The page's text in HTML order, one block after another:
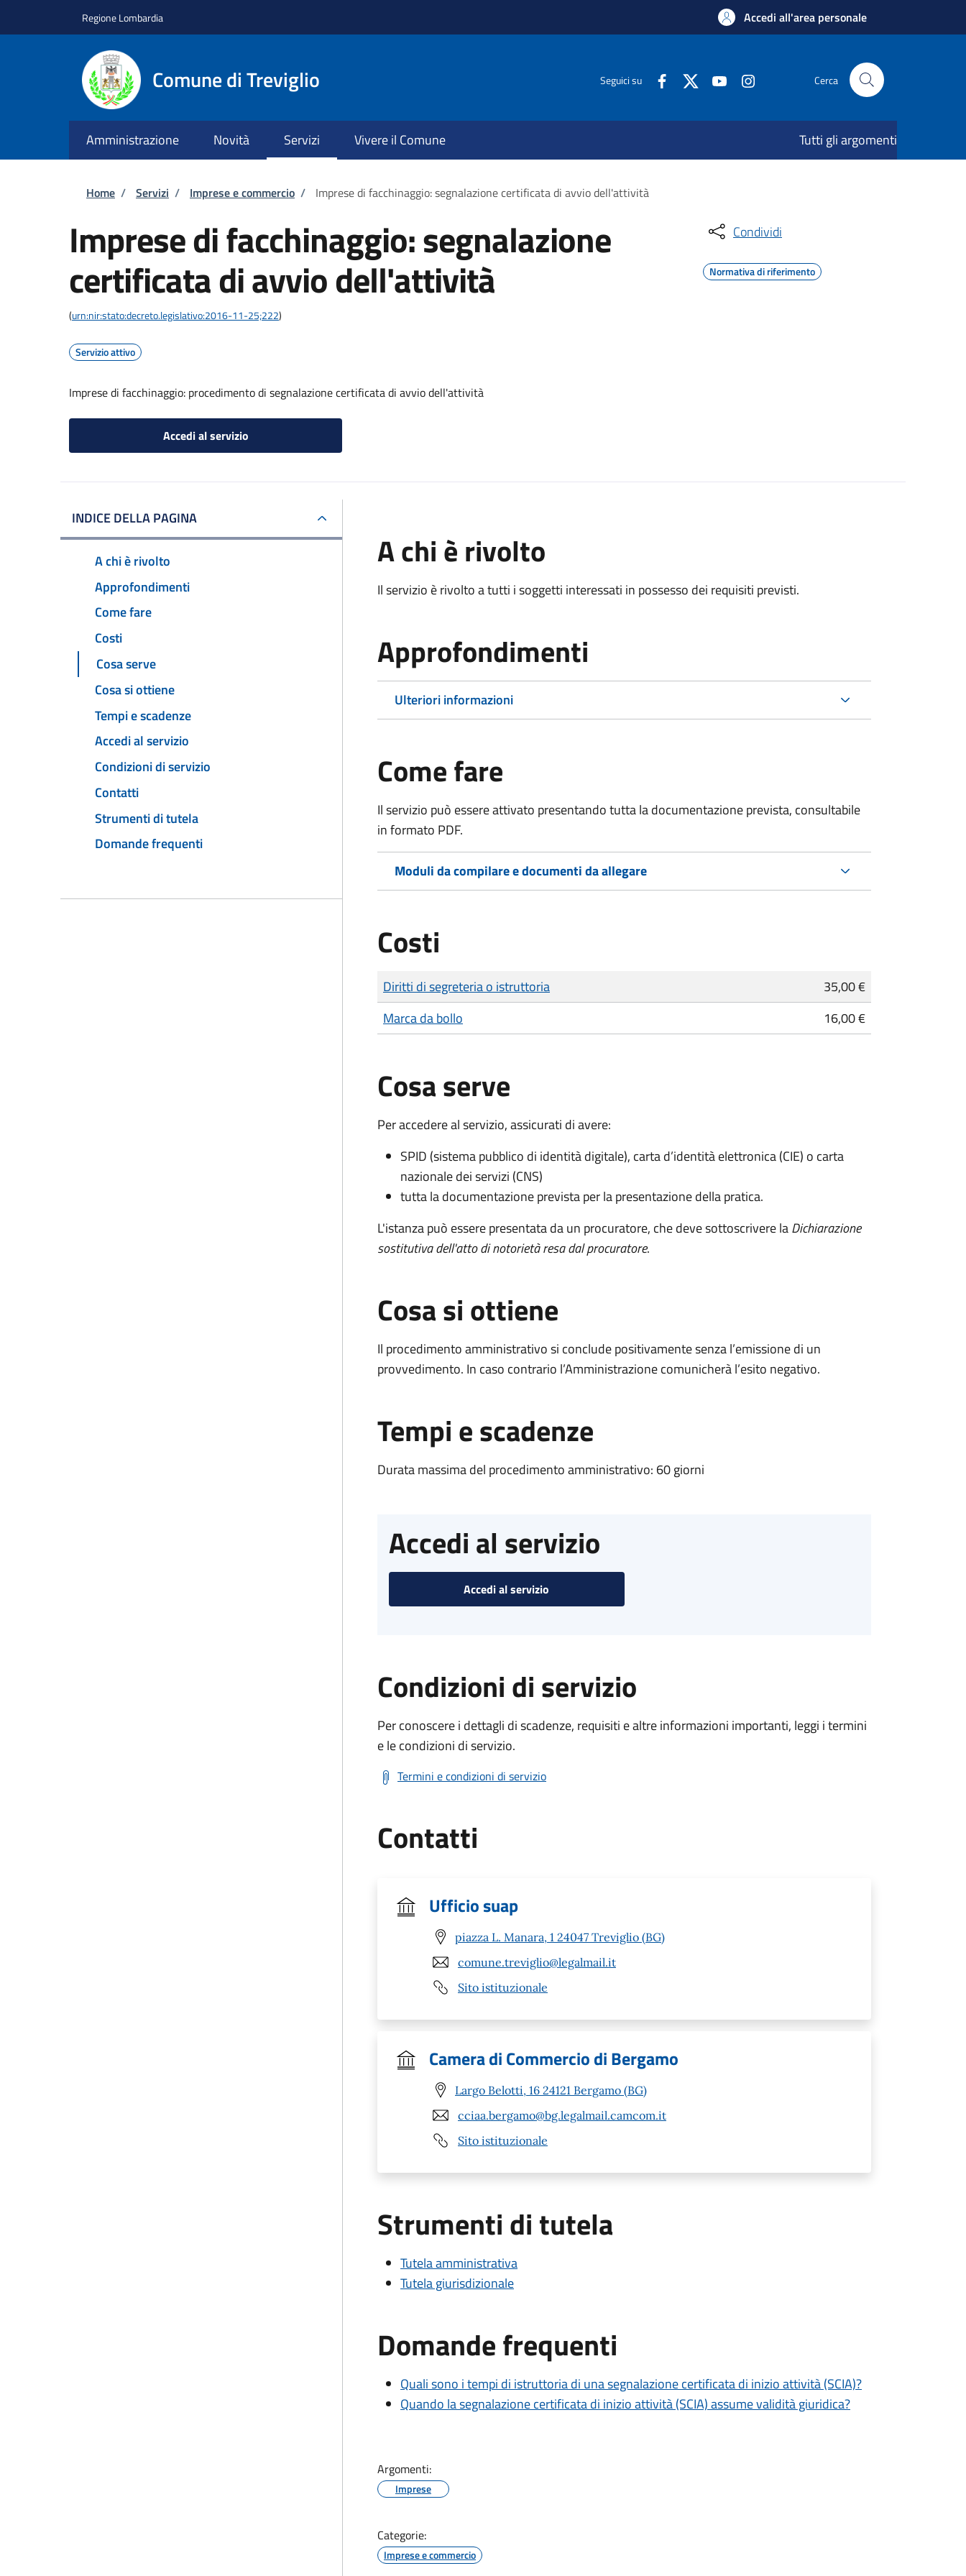
Regione Lombardia Accedi all'area personale
Comune di Treviglio Seguici su Cerca
Amministrazione Novità Servizi Vivere il Comune Tutti gli argomenti
Briciole di pane
Home / Servizi / Imprese e commercio / Imprese di facchinaggio: segnalazione certificata di avvio dell'attività
Imprese di facchinaggio: segnalazione
certificata di avvio dell'attività
(urn:nir:stato:decreto.legislativo:2016-11-25;222)
Servizio attivo
Imprese di facchinaggio: procedimento di segnalazione certificata di avvio dell'attività
Accedi al servizio
Condividi
Normativa di riferimento
INDICE DELLA PAGINA
A chi è rivolto
Approfondimenti
Come fare
Costi
Cosa serve
Cosa si ottiene
Tempi e scadenze
Accedi al servizio
Condizioni di servizio
Contatti
Strumenti di tutela
Domande frequenti
A chi è rivolto
Il servizio è rivolto a tutti i soggetti interessati in possesso dei requisiti previsti.
Approfondimenti
Ulteriori informazioni
Come fare
Il servizio può essere attivato presentando tutta la documentazione prevista, consultabile
in formato PDF.
Moduli da compilare e documenti da allegare
Costi
Tipo di pagamento
Importo
Diritti di segreteria o istruttoria
35,00 €
Marca da bollo
16,00 €
Cosa serve
Per accedere al servizio, assicurati di avere:
SPID (sistema pubblico di identità digitale), carta d’identità elettronica (CIE) o carta
nazionale dei servizi (CNS)
tutta la documentazione prevista per la presentazione della pratica.
L'istanza può essere presentata da un procuratore, che deve sottoscrivere laDichiarazione
sostitutiva dell'atto di notorietà resa dal procuratore.
Cosa si ottiene
Il procedimento amministrativo si conclude positivamente senza l’emissione di un
provvedimento. In caso contrario l’Amministrazione comunicherà l’esito negativo.
Tempi e scadenze
Durata massima del procedimento amministrativo: 60 giorni
Accedi al servizio
Accedi al servizio
Condizioni di servizio
Per conoscere i dettagli di scadenze, requisiti e altre informazioni importanti, leggi i termini
e le condizioni di servizio.
Termini e condizioni di servizio
Contatti
Ufficio suap
piazza L. Manara, 1 24047 Treviglio (BG)
comune.treviglio@legalmail.it
Sito istituzionale
Camera di Commercio di Bergamo
Largo Belotti, 16 24121 Bergamo (BG)
cciaa.bergamo@bg.legalmail.camcom.it
Sito istituzionale
Strumenti di tutela
Tutela amministrativa
Tutela giurisdizionale
Domande frequenti
Quali sono i tempi di istruttoria di una segnalazione certificata di inizio attività (SCIA)?
Quando la segnalazione certificata di inizio attività (SCIA) assume validità giuridica?
Argomenti:
Imprese
Categorie:
Imprese e commercio